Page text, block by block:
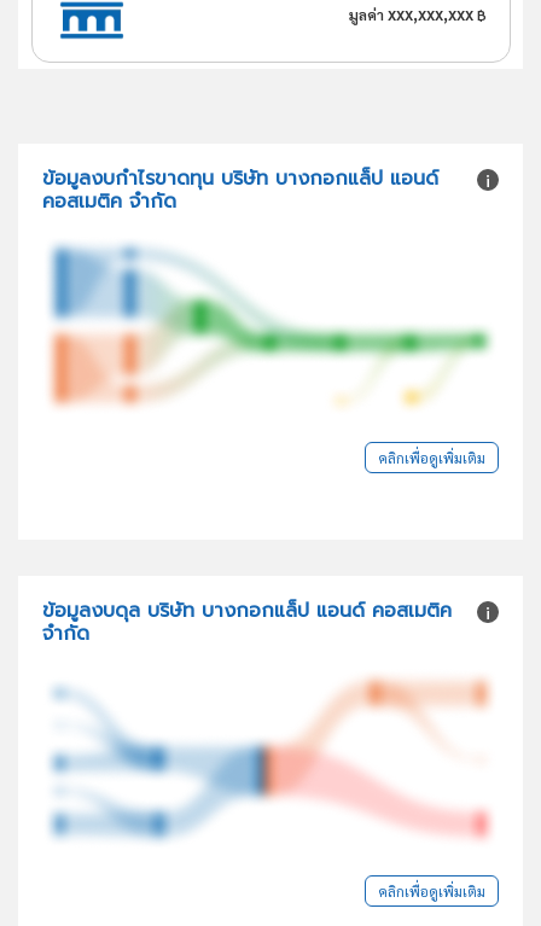
มูลค่า xxx,xxx,xxx ฿
ข้อมูลงบกำไรขาดทุน บริษัท บางกอกแล็ป แอนด์
คอสเมติค จำกัด
คลิกเพื่อดูเพิ่มเติม
ข้อมูลงบดุล บริษัท บางกอกแล็ป แอนด์ คอสเมติค
จำกัด
คลิกเพื่อดูเพิ่มเติม